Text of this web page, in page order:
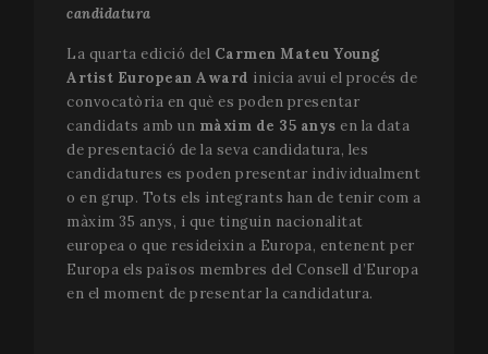
candidatura
La quarta edició del Carmen Mateu Young
Artist European Award inicia avui el procés de
convocatòria en què es poden presentar
candidats amb un màxim de 35 anys en la data
de presentació de la seva candidatura, les
candidatures es poden presentar individualment
o en grup. Tots els integrants han de tenir com a
màxim 35 anys, i que tinguin nacionalitat
europea o que resideixin a Europa, entenent per
Europa els països membres del Consell d’Europa
en el moment de presentar la candidatura.